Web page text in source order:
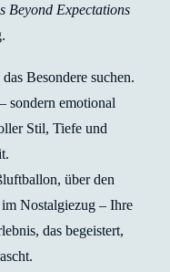
Beyond Expectations
Besondere suchen.
sondern emotional
Stil, Tiefe und
über den
Nostalgiezug – Ihre
das begeistert,